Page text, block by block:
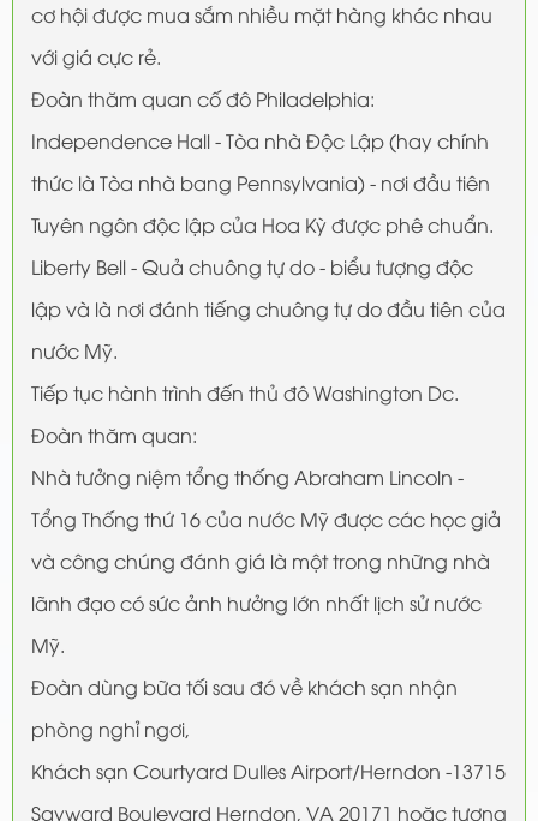
cơ hội được mua sắm nhiều mặt hàng khác nhau
với giá cực rẻ.
Đoàn thăm quan cố đô Philadelphia:
Independence Hall - Tòa nhà Độc Lập (hay chính
thức là Tòa nhà bang Pennsylvania) - nơi đầu tiên
Tuyên ngôn độc lập của Hoa Kỳ được phê chuẩn.
Liberty Bell - Quả chuông tự do - biểu tượng độc
lập và là nơi đánh tiếng chuông tự do đầu tiên của
nước Mỹ.
Tiếp tục hành trình đến thủ đô Washington Dc.
Đoàn thăm quan:
Nhà tưởng niệm tổng thống Abraham Lincoln -
Tổng Thống thứ 16 của nước Mỹ được các học giả
và công chúng đánh giá là một trong những nhà
lãnh đạo có sức ảnh hưởng lớn nhất lịch sử nước
Mỹ.
Đoàn dùng bữa tối sau đó về khách sạn nhận
phòng nghỉ ngơi,
Khách sạn Courtyard Dulles Airport/Herndon -13715
Sayward Boulevard Herndon, VA 20171 hoặc tương